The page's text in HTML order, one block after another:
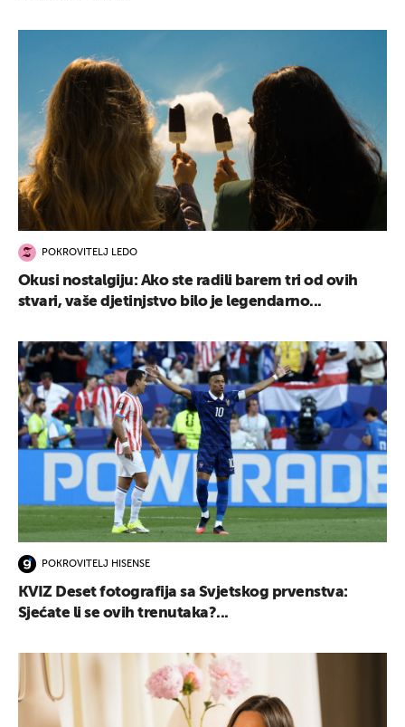
POKROVITELJ LEDO
Okusi nostalgiju: Ako ste radili barem tri od ovih
stvari, vaše djetinjstvo bilo je legendarno...
POKROVITELJ HISENSE
KVIZ Deset fotografija sa Svjetskog prvenstva:
Sjećate li se ovih trenutaka?...